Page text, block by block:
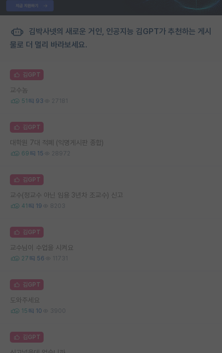
김박사넷의 새로운 거인, 인공지능 김GPT가 추천하는 게시
물로 더 멀리 바라보세요.
김GPT
교수놈
51 93 27181
김GPT
대학원 7대 적폐 (익명게시판 종합)
69 15 28972
김GPT
교수(정교수 아닌 임용 3년차 조교수) 신고
41 19 8203
김GPT
교수님이 수업을 시켜요
27 56 11731
김GPT
도와주세요
15 10 3900
김GPT